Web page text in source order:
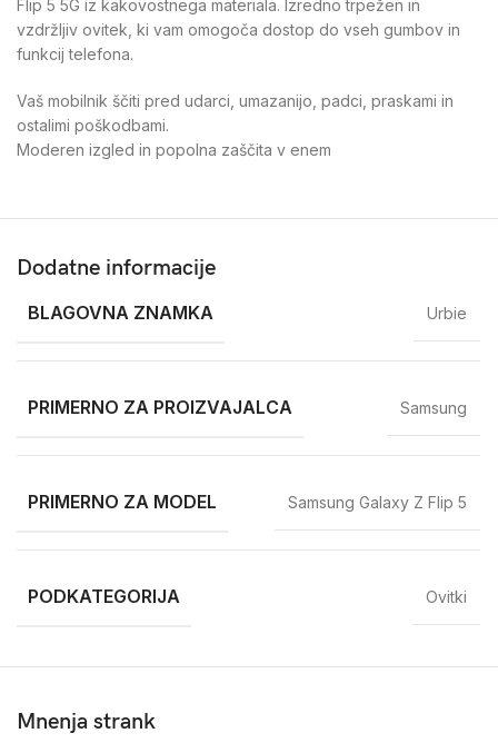
Flip 5 5G iz kakovostnega materiala. Izredno trpežen in
vzdržljiv ovitek, ki vam omogoča dostop do vseh gumbov in
funkcij telefona.
Vaš mobilnik ščiti pred udarci, umazanijo, padci, praskami in
ostalimi poškodbami.
Moderen izgled in popolna zaščita v enem
Dodatne informacije
BLAGOVNA ZNAMKA Urbie
PRIMERNO ZA PROIZVAJALCA Samsung
PRIMERNO ZA MODEL Samsung Galaxy Z Flip 5
PODKATEGORIJA Ovitki
Mnenja strank